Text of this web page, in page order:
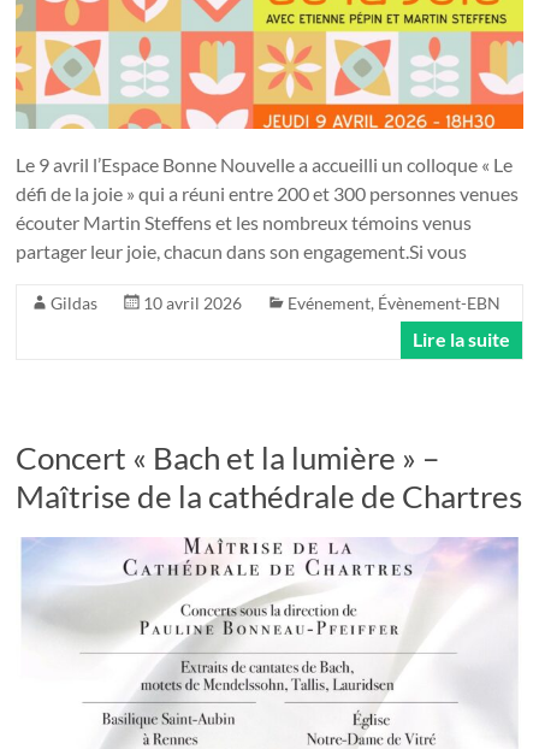
Le 9 avril l’Espace Bonne Nouvelle a accueilli un colloque « Le
défi de la joie » qui a réuni entre 200 et 300 personnes venues
écouter Martin Steffens et les nombreux témoins venus
partager leur joie, chacun dans son engagement.Si vous
Gildas 10 avril 2026 Evénement, Évènement-EBN
Lire la suite
Concert « Bach et la lumière » –
Maîtrise de la cathédrale de Chartres